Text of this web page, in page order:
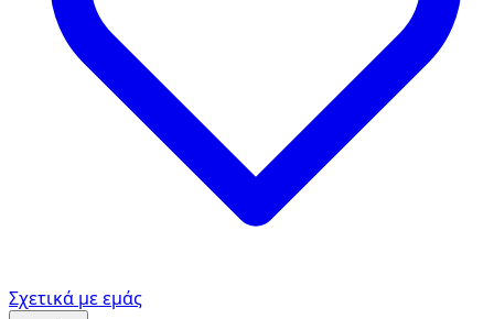
Σχετικά με εμάς